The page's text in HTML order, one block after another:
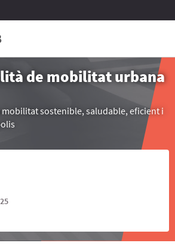
de mobilitat urbana
mobilitat sostenible, saludable, eficient i